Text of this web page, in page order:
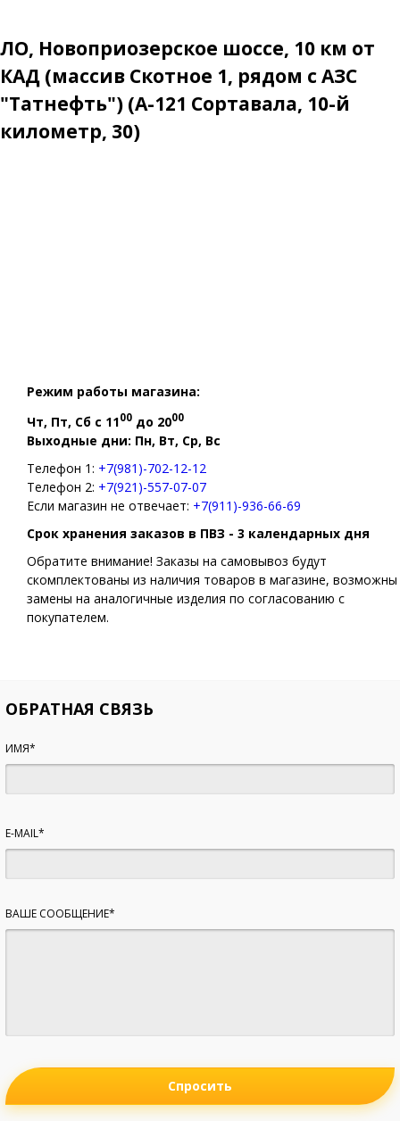
ЛО, Новоприозерское шоссе, 10 км от
КАД (массив Скотное 1, рядом с АЗС
"Татнефть") (А-121 Сортавала, 10-й
километр, 30)
Режим работы магазина:
Чт, Пт, Сб с 1100 до 2000
Выходные дни: Пн, Вт, Ср, Вс
Телефон 1: +7(981)-702-12-12
Телефон 2: +7(921)-557-07-07
Если магазин не отвечает: +7(911)-936-66-69
Срок хранения заказов в ПВЗ - 3 календарных дня
Обратите внимание! Заказы на самовывоз будут
скомплектованы из наличия товаров в магазине, возможны
замены на аналогичные изделия по согласованию с
покупателем.
ОБРАТНАЯ СВЯЗЬ
ИМЯ*
E-MAIL*
ВАШЕ СООБЩЕНИЕ*
Спросить